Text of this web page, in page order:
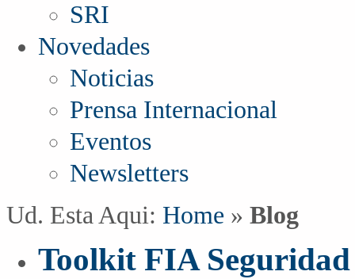
SRI
Novedades
Noticias
Prensa Internacional
Eventos
Newsletters
Ud. Esta Aqui: Home » Blog
Toolkit FIA